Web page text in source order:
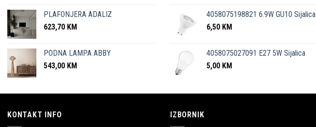
PLAFONJERA ADALIZ
623,70 KM
PODNA LAMPA ABBY
543,00 KM
4058075198821 6.9W GU10 Sijalica
6,50 KM
4058075027091 E27 5W Sijalica
5,00 KM
KONTAKT INFO IZBORNIK